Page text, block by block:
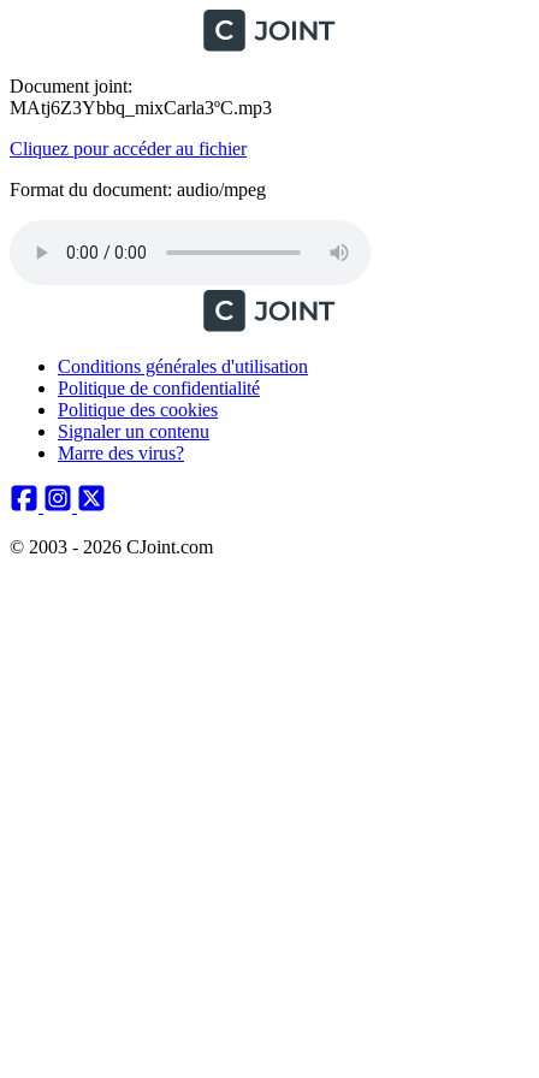
Document joint:
MAtj6Z3Ybbq_mixCarla3ºC.mp3
Cliquez pour accéder au fichier
Format du document: audio/mpeg
Conditions générales d'utilisation
Politique de confidentialité
Politique des cookies
Signaler un contenu
Marre des virus?
© 2003 - 2026 CJoint.com